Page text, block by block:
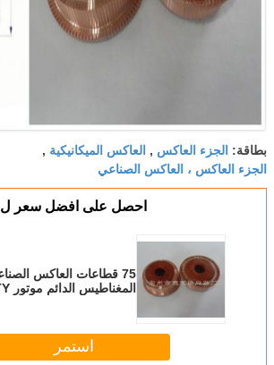
بطاقة: الجزء العاكس , العاكس الميكانيكية ,
الجزء العاكس ، العاكس الصناعي
احصل على افضل سعر ل
المغناطيس الدائم موتور ZTY
استمر